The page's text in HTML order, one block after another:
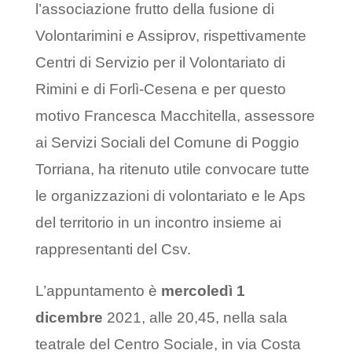
l’associazione frutto della fusione di
Volontarimini e Assiprov, rispettivamente
Centri di Servizio per il Volontariato di
Rimini e di Forlì-Cesena e per questo
motivo Francesca Macchitella, assessore
ai Servizi Sociali del Comune di Poggio
Torriana, ha ritenuto utile convocare tutte
le organizzazioni di volontariato e le Aps
del territorio in un incontro insieme ai
rappresentanti del Csv.
L’appuntamento è mercoledì 1
dicembre 2021, alle 20,45, nella sala
teatrale del Centro Sociale, in via Costa